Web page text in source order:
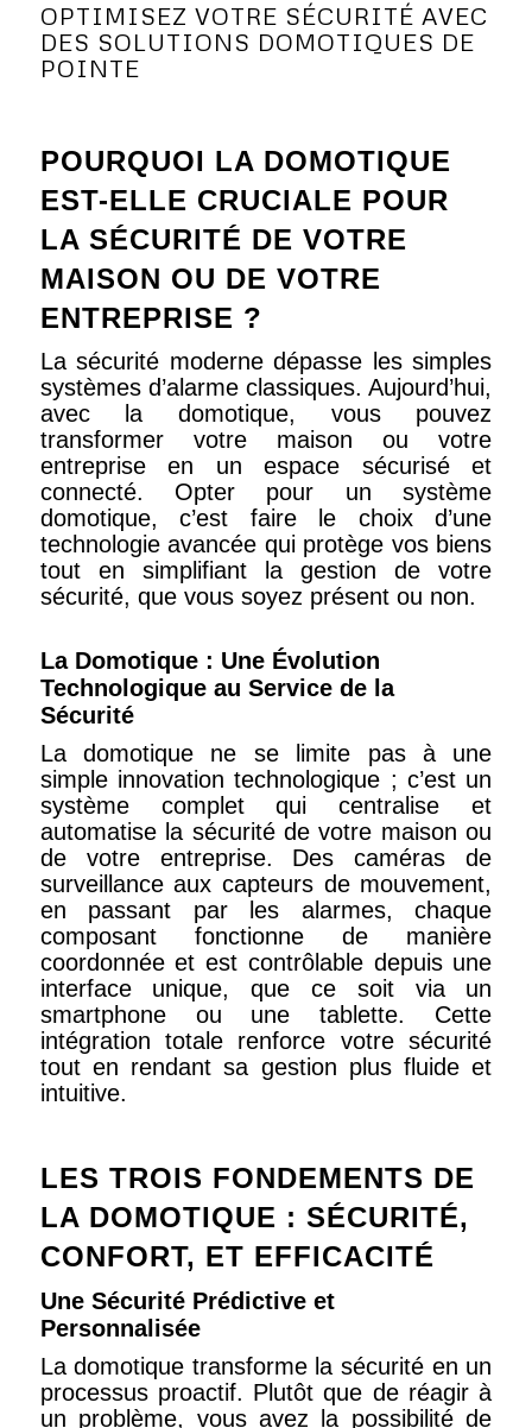
OPTIMISEZ VOTRE SÉCURITÉ AVEC
DES SOLUTIONS DOMOTIQUES DE
POINTE
POURQUOI LA DOMOTIQUE
EST-ELLE CRUCIALE POUR
LA SÉCURITÉ DE VOTRE
MAISON OU DE VOTRE
ENTREPRISE ?
La sécurité moderne dépasse les simples
systèmes d’alarme classiques. Aujourd’hui,
avec la domotique, vous pouvez
transformer votre maison ou votre
entreprise en un espace sécurisé et
connecté. Opter pour un système
domotique, c’est faire le choix d’une
technologie avancée qui protège vos biens
tout en simplifiant la gestion de votre
sécurité, que vous soyez présent ou non.
La Domotique : Une Évolution
Technologique au Service de la
Sécurité
La domotique ne se limite pas à une
simple innovation technologique ; c’est un
système complet qui centralise et
automatise la sécurité de votre maison ou
de votre entreprise. Des caméras de
surveillance aux capteurs de mouvement,
en passant par les alarmes, chaque
composant fonctionne de manière
coordonnée et est contrôlable depuis une
interface unique, que ce soit via un
smartphone ou une tablette. Cette
intégration totale renforce votre sécurité
tout en rendant sa gestion plus fluide et
intuitive.
LES TROIS FONDEMENTS DE
LA DOMOTIQUE : SÉCURITÉ,
CONFORT, ET EFFICACITÉ
Une Sécurité Prédictive et
Personnalisée
La domotique transforme la sécurité en un
processus proactif. Plutôt que de réagir à
un problème, vous avez la possibilité de